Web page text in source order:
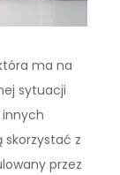
ma na
sytuacji
innych
skorzystać z
przez